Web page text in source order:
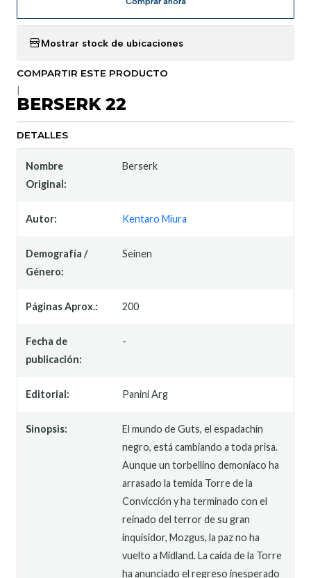
Mostrar stock de ubicaciones
COMPARTIR ESTE PRODUCTO
BERSERK 22
DETALLES
Nombre
Original:
Berserk
Autor: Kentaro Miura
Demografía /
Género:
Seinen
Páginas Aprox.: 200
Fecha de
publicación:
-
Editorial: Panini Arg
Sinopsis:
El mundo de Guts, el espadachín
negro, está cambiando a toda prisa.
Aunque un torbellino demoníaco ha
arrasado la temida Torre de la
Convicción y ha terminado con el
reinado del terror de su gran
inquisidor, Mozgus, la paz no ha
vuelto a Midland. La caída de la Torre
ha anunciado el regreso inesperado